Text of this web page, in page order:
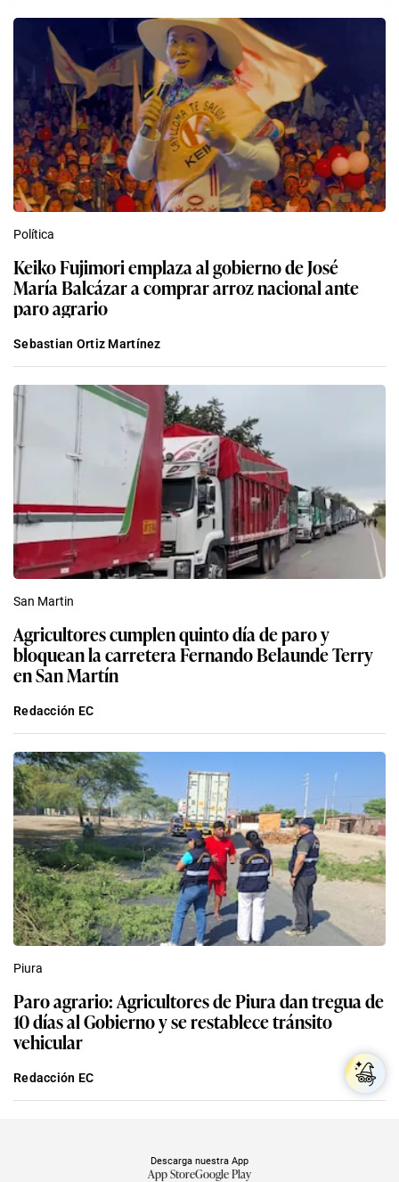
Política
Keiko Fujimori emplaza al gobierno de José
María Balcázar a comprar arroz nacional ante
paro agrario
Sebastian Ortiz Martínez
San Martin
Agricultores cumplen quinto día de paro y
bloquean la carretera Fernando Belaunde Terry
en San Martín
Redacción EC
Piura
Paro agrario: Agricultores de Piura dan tregua de
10 días al Gobierno y se restablece tránsito
vehicular
Redacción EC
Descarga nuestra App
App StoreGoogle Play